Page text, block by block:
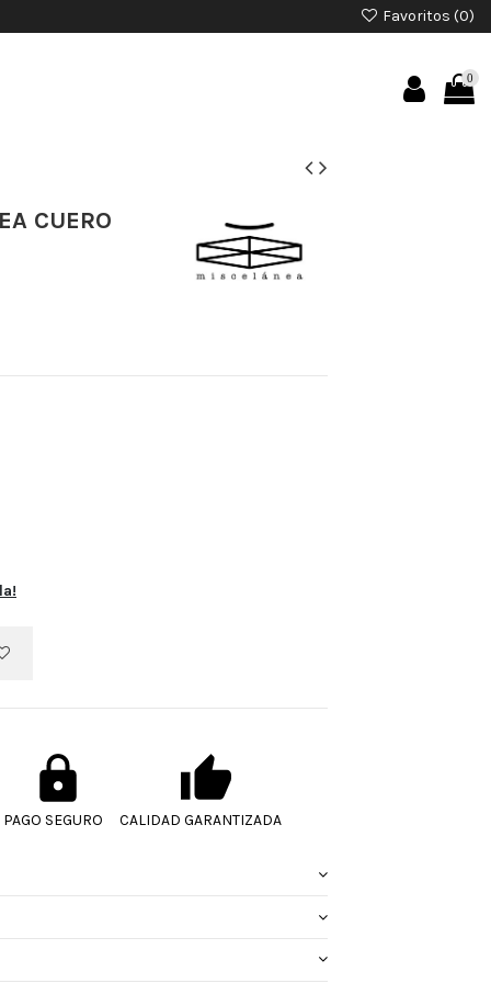
Favoritos (0)
0
CUERO
PAGO SEGURO CALIDAD GARANTIZADA